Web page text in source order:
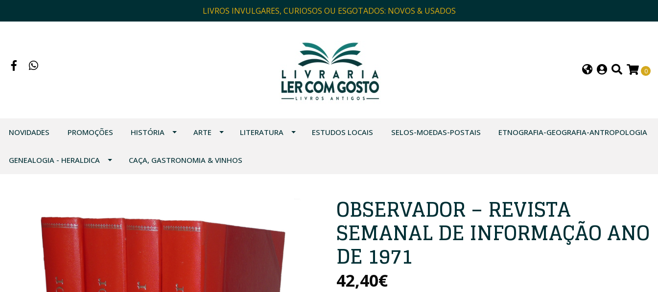
LIVROS INVULGARES, CURIOSOS OU ESGOTADOS: NOVOS & USADOS
0
NOVIDADES PROMOÇÕES HISTÓRIA ARTE LITERATURA ESTUDOS LOCAIS SELOS-MOEDAS-POSTAIS ETNOGRAFIA-GEOGRAFIA-ANTROPOLOGIA
GENEALOGIA - HERALDICA CAÇA, GASTRONOMIA & VINHOS
OBSERVADOR – REVISTA
SEMANAL DE INFORMAÇÃO ANO
DE 1971
42,40€